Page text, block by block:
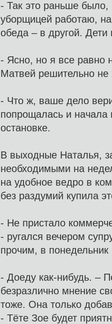
- Так это раньше
уборщицей работаю,
обеда – в другой.
- Ясно, но я все равно
Матвей решительно не
- Что ж, ваше дело
попрощалась и начала
остановке.
В выходные Наталья,
необходимыми на
на удобное ведро в
без раздумий купила
- Не пристало
- ругался вечером
прочим, в понедельник
- Доеду как-нибудь. –
безразлично мнение
тоже. Она только
- Тёте Зое будет